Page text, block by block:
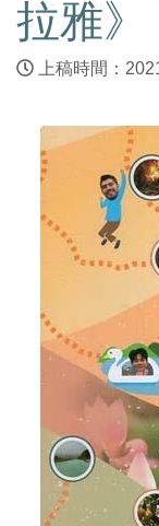
拉雅》
上稿時間：